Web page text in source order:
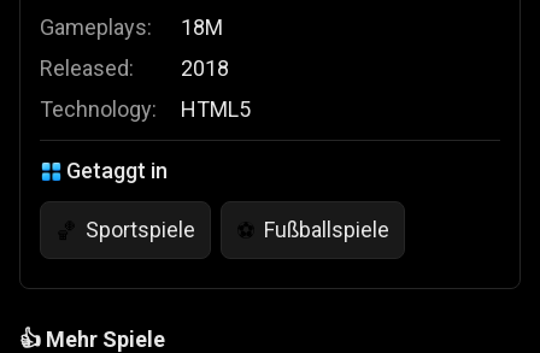
Gameplays:
Released:
Technology:
18M
2018
HTML5
Getaggt in
🏀 Sportspiele ⚽ Fußballspiele
👍 Mehr Spiele